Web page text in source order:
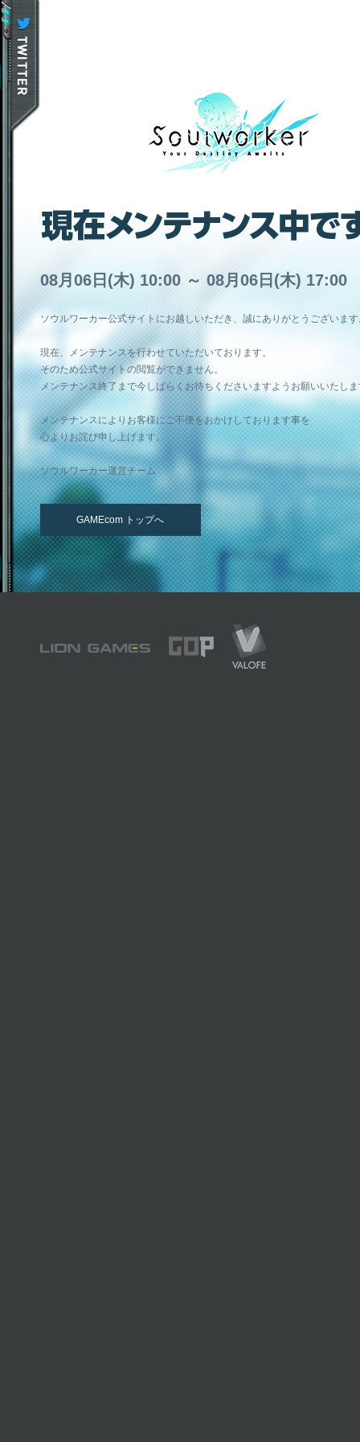
08月06日(木) 10:00 ～ 08月06日(木) 17:00
ソウルワーカー公式サイトにお越しいただき、誠にありがとうございま
現在、メンテナンスを行わせていただいております。
そのため公式サイトの閲覧ができません。
メンテナンス終了まで今しばらくお待ちくださいますようお願いいたし
メンテナンスによりお客様にご不便をおかけしております事を
心よりお詫び申し上げます。
ソウルワーカー運営チーム
GAMEcom トップへ